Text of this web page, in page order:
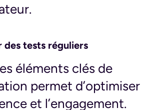
des tests réguliers
éléments clés de
permet d’optimiser
et l’engagement.